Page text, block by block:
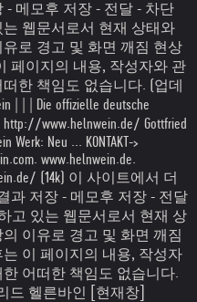
- 메모후 저장 - 전달 - 차단
웹문서로서 현재 상태와
로 경고 및 화면 깨짐 현상
페이지의 내용, 작성자와 관
한 책임도 없습니다. (업데
| | | Die offizielle deutsche
www.helnwein.de/ Gottfried
Werk: Neu ... KONTAKT->
www.helnwein.de.
(14k) 이 사이트에서 더
과 저장 - 메모후 저장 - 전달
고 있는 웹문서로서 현재 상
이유로 경고 및 화면 깨짐
이 페이지의 내용, 작성자
어떠한 책임도 없습니다.
리드 헬른바인 [현재창]